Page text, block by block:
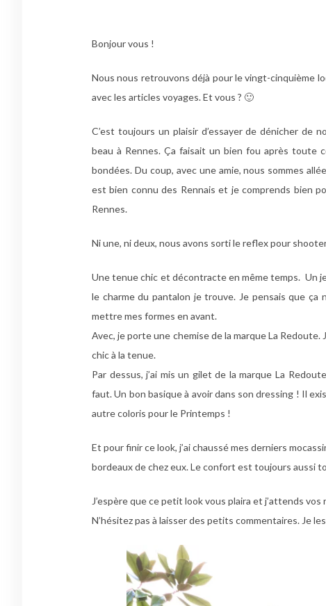
Bonjour vous !
Nous nous retrouvons déjà pour le vingt-cinquième
avec les articles voyages. Et vous ? 🙂
C’est toujours un plaisir d’essayer de dénicher de
beau à Rennes. Ça faisait un bien fou après toute
bondées. Du coup, avec une amie, nous sommes
est bien connu des Rennais et je comprends bien
Rennes.
Ni une, ni deux, nous avons sorti le reflex pour
Une tenue chic et décontracte en même temps. Un
le charme du pantalon je trouve. Je pensais que ça
mettre mes formes en avant.
Avec, je porte une chemise de la marque La
chic à la tenue.
Par dessus, j’ai mis un gilet de la marque La
faut. Un bon basique à avoir dans son dressing ! Il
autre coloris pour le Printemps !
Et pour finir ce look, j’ai chaussé mes derniers
bordeaux de chez eux. Le confort est toujours aussi
J’espère que ce petit look vous plaira et j’attends vos
N’hésitez pas à laisser des petits commentaires. Je